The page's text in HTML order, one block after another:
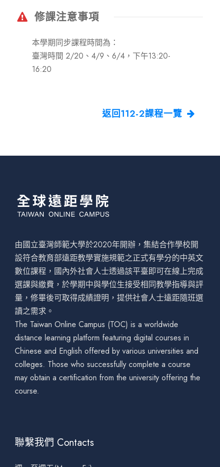
修課注意事項
本學期同步課程時間為：
臺灣時間 2/20、4/9、6/4，下午13:20-
16:20
返回112-2課程一覽
由國立臺灣師範大學於2020年開辦，集結合作學校開
設符合教育部遠距教學實施規範之正式有學分的中英文
數位課程，國內外社會人士透過該平臺即可在線上完成
選課與繳費，於學期中與學位生接受相同教學指導與評
量，修畢後可取得成績證明，提供社會人士遠距隨班選
讀之需求。
The Taiwan Online Campus (TOC) is a worldwide
distance learning platform featuring digital courses in
Chinese and English offered by various universities and
colleges. Those who successfully complete a course
may obtain a certification from the university offering the
course.
聯繫我們 Contacts